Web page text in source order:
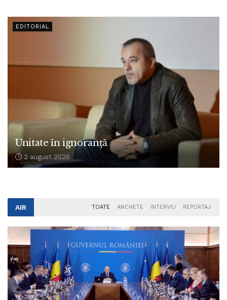
EDITORIAL
Unitate în ignoranță
2 august 2026
AIR TOATE ANCHETE INTERVIU REPORTAJ